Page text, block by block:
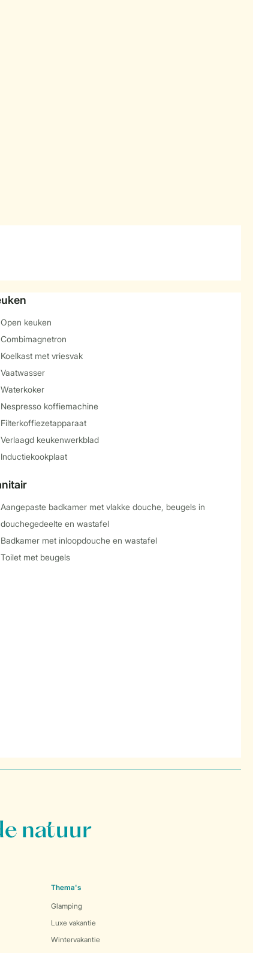
Open keuken
Combimagnetron
Koelkast met vriesvak
Vaatwasser
Waterkoker
Nespresso koffiemachine
Filterkoffiezetapparaat
Verlaagd keukenwerkblad
Inductiekookplaat
Aangepaste badkamer met vlakke douche, beugels in
douchegedeelte en wastafel
Badkamer met inloopdouche en wastafel
Toilet met beugels
natuur
Thema's
Glamping
Luxe vakantie
Wintervakantie